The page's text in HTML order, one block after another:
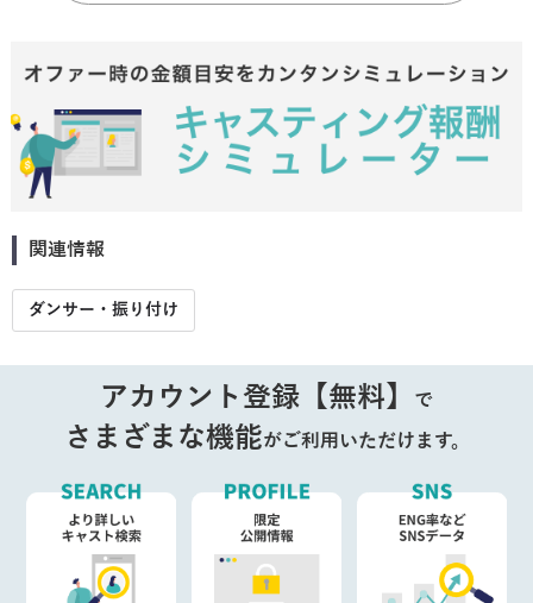
関連情報
ダンサー・振り付け
アカウント登録【無料】 で
さまざまな機能がご利用いただけます。